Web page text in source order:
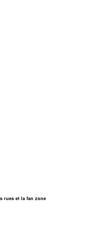
rues et la fan zone